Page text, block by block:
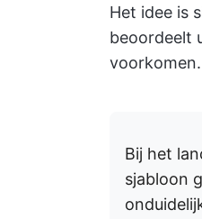
Het idee is
beoordeelt
voorkomen.
Bij het
sjabloon